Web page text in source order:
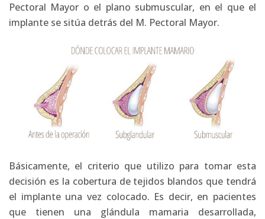
Pectoral Mayor o el plano submuscular, en el que el
implante se sitúa detrás del M. Pectoral Mayor.
Básicamente, el criterio que utilizo para tomar esta
decisión es la cobertura de tejidos blandos que tendrá
el implante una vez colocado. Es decir, en pacientes
que tienen una glándula mamaria desarrollada,